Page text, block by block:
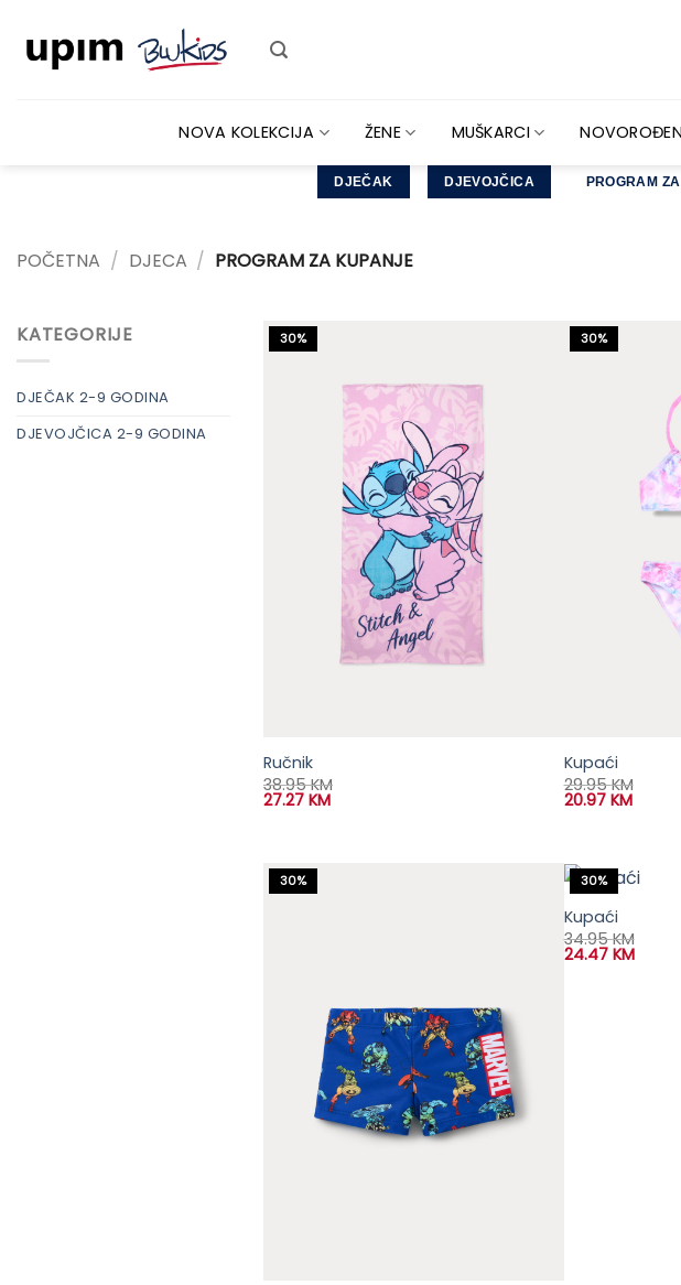
content
NOVA KOLEKCIJA ŽENE MUŠKARCI
DJEČAK DJEVOJČICA PROGRAM
POČETNA / DJECA / PROGRAM ZA KUPANJE
KATEGORIJE
DJEČAK 2-9 GODINA
DJEVOJČICA 2-9 GODINA
30%
Ručnik
38.95KM
27.27 KM
30%
Kupaći
29.95KM
20.97 KM
30% 30%
Kupaći
34.95KM
24.47 KM